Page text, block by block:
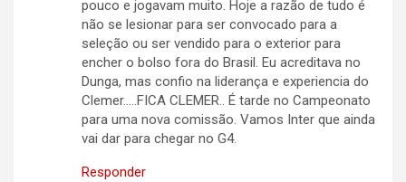
pouco e jogavam muito. Hoje a razão de tudo é
não se lesionar para ser convocado para a
seleção ou ser vendido para o exterior para
encher o bolso fora do Brasil. Eu acreditava no
Dunga, mas confio na liderança e experiencia do
Clemer…..FICA CLEMER.. É tarde no Campeonato
para uma nova comissão. Vamos Inter que ainda
vai dar para chegar no G4.
Responder